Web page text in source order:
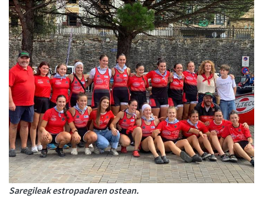
Saregileak estropadaren ostean.